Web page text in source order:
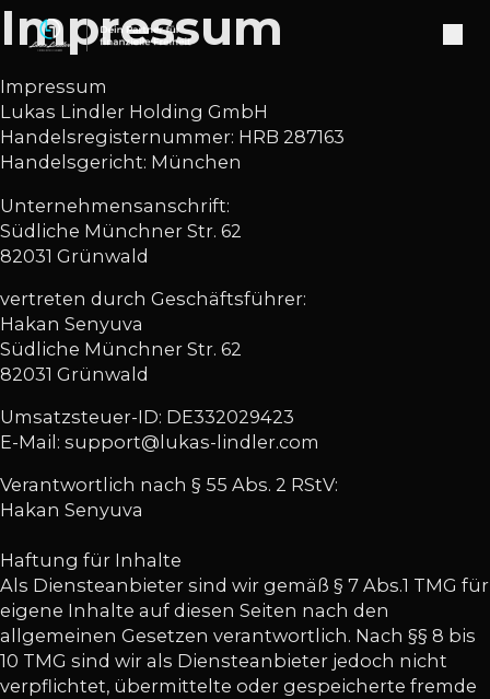
Impressum
Impressum
Lukas Lindler Holding GmbH
Handelsregisternummer: HRB 287163
Handelsgericht: München
Unternehmensanschrift:
Südliche Münchner Str. 62
82031 Grünwald
vertreten durch Geschäftsführer:
Hakan Senyuva
Südliche Münchner Str. 62
82031 Grünwald
Umsatzsteuer-ID: DE332029423
E-Mail: support@lukas-lindler.com
Verantwortlich nach § 55 Abs. 2 RStV:
Hakan Senyuva
Haftung für Inhalte
Als Diensteanbieter sind wir gemäß § 7 Abs.1 TMG für
eigene Inhalte auf diesen Seiten nach den
allgemeinen Gesetzen verantwortlich. Nach §§ 8 bis
10 TMG sind wir als Diensteanbieter jedoch nicht
verpflichtet, übermittelte oder gespeicherte fremde